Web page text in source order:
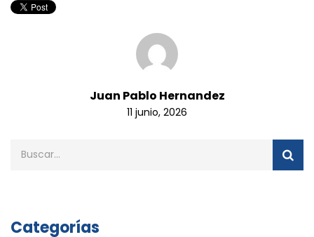
Juan Pablo Hernandez
11 junio, 2026
Categorías